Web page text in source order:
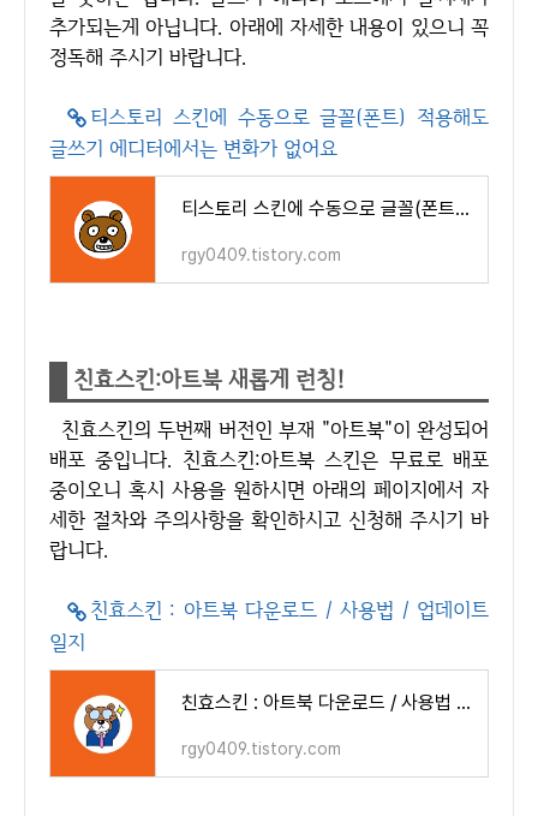
추가되는게 아닙니다. 아래에 자세한 내용이 있으니 꼭
정독해 주시기 바랍니다.
티스토리 스킨에 수동으로 글꼴(폰트) 적용해도
글쓰기 에디터에서는 변화가 없어요
티스토리 스킨에 수동으로 글꼴(폰트) 적용해도 글쓰기 에디터에서는 변화가 없어요
rgy0409.tistory.com
친효스킨:아트북 새롭게 런칭!
친효스킨의 두번째 버전인 부재 "아트북"이 완성되어
배포 중입니다. 친효스킨:아트북 스킨은 무료로 배포
중이오니 혹시 사용을 원하시면 아래의 페이지에서 자
세한 절차와 주의사항을 확인하시고 신청해 주시기 바
랍니다.
친효스킨 : 아트북 다운로드 / 사용법 / 업데이트
일지
친효스킨 : 아트북 다운로드 / 사용법 / 업데이트 일지
rgy0409.tistory.com